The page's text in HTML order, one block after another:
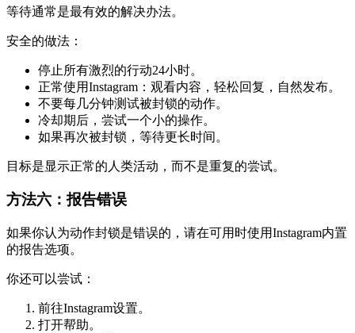
等待通常是最有效的解决办法。
安全的做法：
停止所有激烈的行动24小时。
正常使用Instagram：观看内容，轻松回复，自然发布。
不要每几分钟测试被封锁的动作。
冷却期后，尝试一个小的操作。
如果再次被封锁，等待更长时间。
目标是显示正常的人类活动，而不是重复的尝试。
方法六：报告错误
如果你认为动作封锁是错误的，请在可用时使用Instagram内置
的报告选项。
你还可以尝试：
前往Instagram设置。
打开帮助。